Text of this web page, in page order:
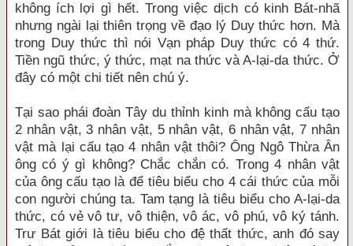
không ích lợi gì hết. Trong việc dịch có kinh Bát-nhã
nhưng ngài lại thiên trọng về đạo lý Duy thức hơn. Mà
trong Duy thức thì nói Vạn pháp Duy thức có 4 thứ.
Tiền ngũ thức, ý thức, mạt na thức và A-lại-da thức. Ở
đây có một chi tiết nên chú ý.
Tại sao phái đoàn Tây du thỉnh kinh mà không cấu tạo
2 nhân vật, 3 nhân vật, 5 nhân vật, 6 nhân vật, 7 nhân
vật mà lại cấu tạo 4 nhân vật thôi? Ông Ngô Thừa Ân
ông có ý gì không? Chắc chắn có. Trong 4 nhân vật
của ông cấu tạo là để tiêu biểu cho 4 cái thức của mỗi
con người chúng ta. Tam tạng là tiêu biểu cho A-lại-da
thức, có vẻ vô tư, vô thiện, vô ác, vô phú, vô ký tánh.
Trư Bát giới là tiêu biểu cho đệ thất thức, anh đó say